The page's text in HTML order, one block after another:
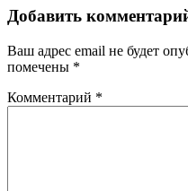
Добавить
Ваш адрес email не будет
помечены *
Комментарий *